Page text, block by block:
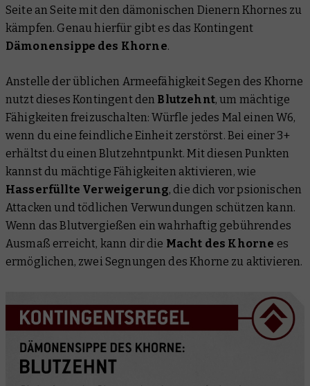
Seite an Seite mit den dämonischen Dienern Khornes zu
kämpfen. Genau hierfür gibt es das Kontingent
Dämonensippe des Khorne.
Anstelle der üblichen Armeefähigkeit Segen des Khorne
nutzt dieses Kontingent den Blutzehnt, um mächtige
Fähigkeiten freizuschalten: Würfle jedes Mal einen W6,
wenn du eine feindliche Einheit zerstörst. Bei einer 3+
erhältst du einen Blutzehntpunkt. Mit diesen Punkten
kannst du mächtige Fähigkeiten aktivieren, wie
Hasserfüllte Verweigerung, die dich vor psionischen
Attacken und tödlichen Verwundungen schützen kann.
Wenn das Blutvergießen ein wahrhaftig gebührendes
Ausmaß erreicht, kann dir die Macht des Khorne es
ermöglichen, zwei Segnungen des Khorne zu aktivieren.